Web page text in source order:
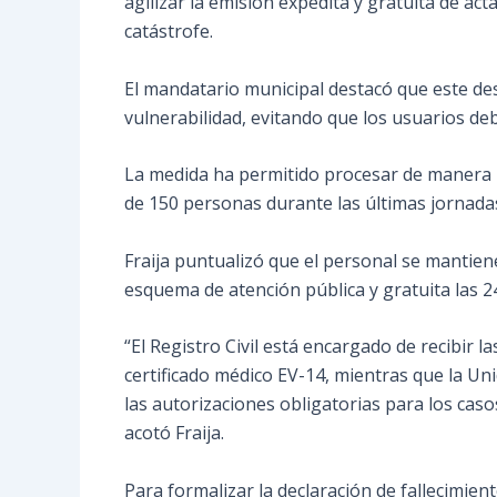
catástrofe.
El mandatario municipal destacó que este
vulnerabilidad, evitando que los usuarios
La medida ha permitido procesar de
de 150 personas durante las últimas
Fraija puntualizó que el personal se
esquema de atención pública y gratuita las
“El Registro Civil está encargado de recibir
certificado médico EV-14, mientras que la
las autorizaciones obligatorias para los
acotó Fraija.
Para formalizar la declaración de